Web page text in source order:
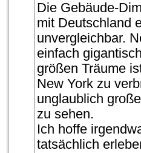
Die Gebäude-
mit Deutschland
unvergleichbar.
einfach
größen Träume
New York zu
unglaublich
zu sehen.
Ich hoffe
tatsächlich